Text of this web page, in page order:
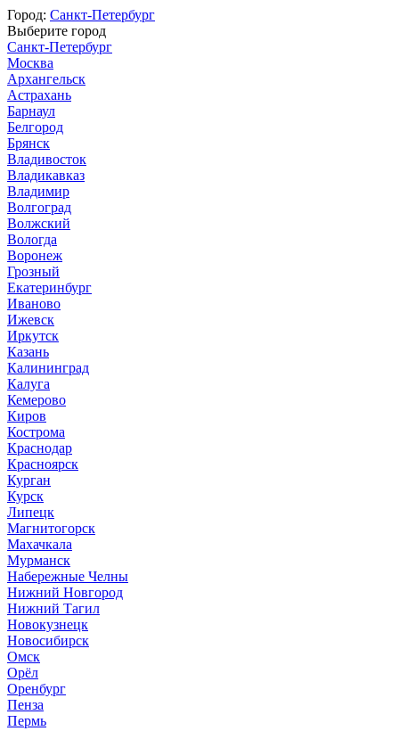
Город: Санкт-Петербург
Выберите город
Санкт-Петербург
Москва
Архангельск
Астрахань
Барнаул
Белгород
Брянск
Владивосток
Владикавказ
Владимир
Волгоград
Волжский
Вологда
Воронеж
Грозный
Екатеринбург
Иваново
Ижевск
Иркутск
Казань
Калининград
Калуга
Кемерово
Киров
Кострома
Краснодар
Красноярск
Курган
Курск
Липецк
Магнитогорск
Махачкала
Мурманск
Набережные Челны
Нижний Новгород
Нижний Тагил
Новокузнецк
Новосибирск
Омск
Орёл
Оренбург
Пенза
Пермь